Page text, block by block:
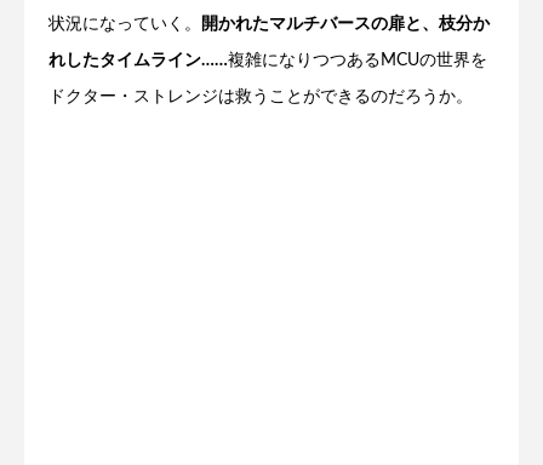
状況になっていく。 開かれたマルチバースの扉と、枝分か
れしたタイムライン……複雑になりつつあるMCUの世界を
ドクター・ストレンジは救うことができるのだろうか。